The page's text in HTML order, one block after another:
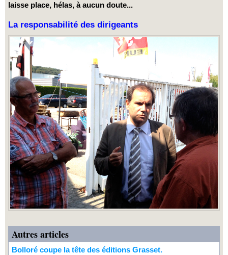
laisse place, hélas, à aucun doute...
La responsabilité des dirigeants
Autres articles
Bolloré coupe la tête des éditions Grasset.